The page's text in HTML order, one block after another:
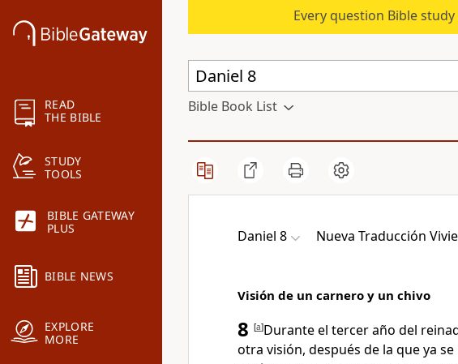
READ
THE BIBLE
STUDY
TOOLS
BIBLE GATEWAY
PLUS
BIBLE NEWS
EXPLORE
MORE
Every question Bible
Bible Book List
Daniel 8 Nueva Traducción
Visión de un carnero y un chivo
8 [a]Durante el tercer año del
otra visión, después de la que ya